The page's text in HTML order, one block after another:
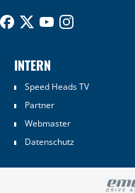
INTERN
Speed Heads TV
Partner
Webmaster
Datenschutz